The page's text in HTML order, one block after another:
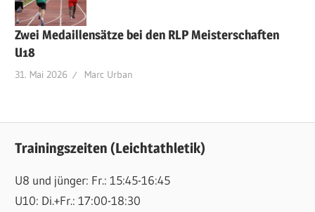
Zwei Medaillensätze bei den RLP Meisterschaften
U18
31. Mai 2026 Marc Urban
Trainingszeiten (Leichtathletik)
U8 und jünger: Fr.: 15:45-16:45
U10: Di.+Fr.: 17:00-18:30